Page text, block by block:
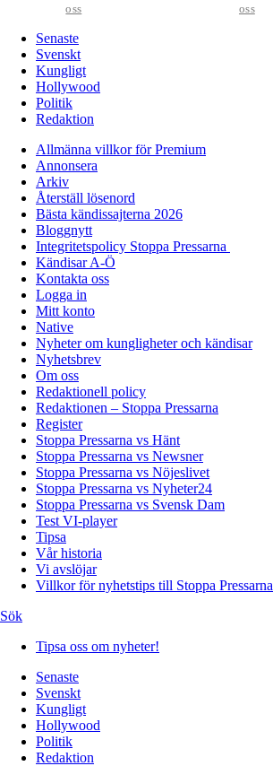
oss
oss
Senaste
Svenskt
Kungligt
Hollywood
Politik
Redaktion
Allmänna villkor för Premium
Annonsera
Arkiv
Återställ lösenord
Bästa kändissajterna 2026
Bloggnytt
Integritetspolicy Stoppa Pressarna
Kändisar A-Ö
Kontakta oss
Logga in
Mitt konto
Native
Nyheter om kungligheter och kändisar
Nyhetsbrev
Om oss
Redaktionell policy
Redaktionen – Stoppa Pressarna
Register
Stoppa Pressarna vs Hänt
Stoppa Pressarna vs Newsner
Stoppa Pressarna vs Nöjeslivet
Stoppa Pressarna vs Nyheter24
Stoppa Pressarna vs Svensk Dam
Test VI-player
Tipsa
Vår historia
Vi avslöjar
Villkor för nyhetstips till Stoppa Pressarna
Sök
Tipsa oss om nyheter!
Senaste
Svenskt
Kungligt
Hollywood
Politik
Redaktion